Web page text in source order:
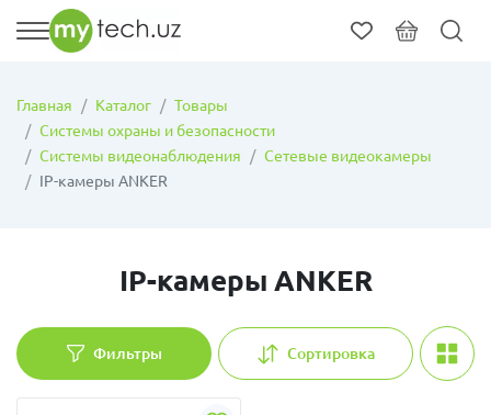
Главная Каталог
Товары
Системы охраны и безопасности
Системы видеонаблюдения
Сетевые видеокамеры
IP-камеры ANKER
IP-камеры ANKER
Фильтры Сортировка